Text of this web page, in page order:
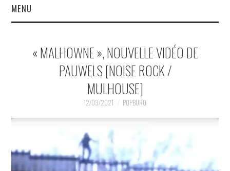
MENU
MUSIQUESACTUELLES.NET
GABBA GABBA HEY !
DOKO
« MALHOWNE », NOUVELLE VIDÉO DE
PAUWELS [NOISE ROCK /
MULHOUSE]
12/03/2021 POPBURO